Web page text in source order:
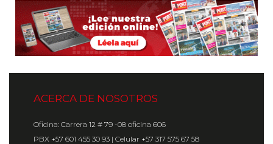
ACERCA DE NOSOTROS
Oficina: Carrera 12 # 79 -08 oficina 606
PBX +57 601 455 30 93 | Celular +57 317 575 67 58